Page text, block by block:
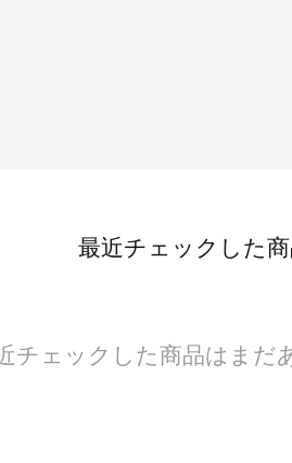
最近チェックした
チェックした商品はまだ